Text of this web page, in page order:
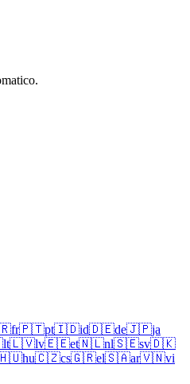
fr🇵🇹pt🇮🇩id🇩🇪de🇯🇵ja
lt🇱🇻lv🇪🇪et🇳🇱nl🇸🇪sv🇩🇰
hu🇨🇿cs🇬🇷el🇸🇦ar🇻🇳vi